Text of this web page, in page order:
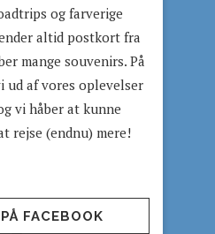
og farverige
altid postkort fra
mange souvenirs. På
ud af vores oplevelser
vi håber at kunne
rejse (endnu) mere!
FACEBOOK